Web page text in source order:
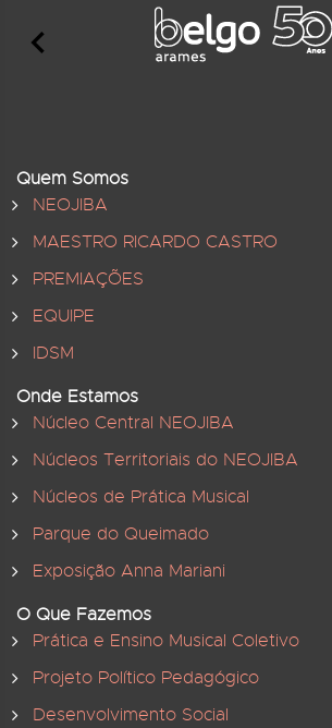
Quem Somos
NEOJIBA
MAESTRO RICARDO CASTRO
PREMIAÇÕES
EQUIPE
IDSM
Onde Estamos
Núcleo Central NEOJIBA
Núcleos Territoriais do NEOJIBA
Núcleos de Prática Musical
Parque do Queimado
Exposição Anna Mariani
O Que Fazemos
Prática e Ensino Musical Coletivo
Projeto Político Pedagógico
Desenvolvimento Social